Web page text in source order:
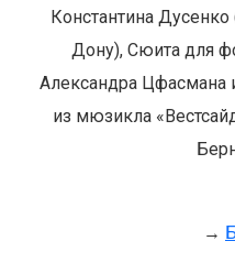
Константина
Дону), Сюита для
Александра Цфасмана
из мюзикла
→